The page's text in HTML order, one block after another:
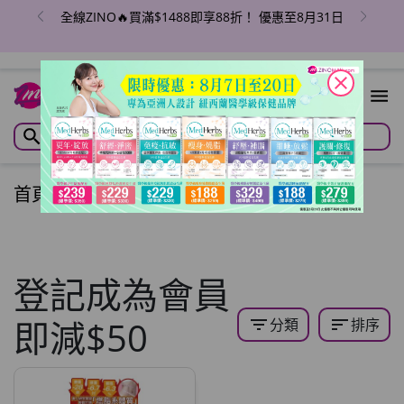
全線ZINO🔥買滿$1488即享88折！ 優惠至8月31日
首頁/全站商品/
登記成為會員
即減$50
filter_list分類 sort排序
close